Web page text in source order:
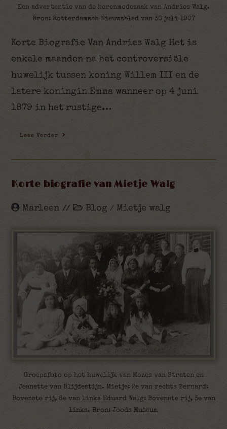
Een advertentie van de herenmodezaak van Andries Walg.
Bron: Rotterdamsch Nieuwsblad van 30 juli 1907
Korte Biografie Van Andries Walg Het is
enkele maanden na het controversiële
huwelijk tussen koning Willem III en de
latere koningin Emma wanneer op 4 juni
1879 in het rustige…
Lees Verder
Korte biografie van Mietje Walg
Marleen Blog / Mietje walg
Groepsfoto op het huwelijk van Mozes van Straten en
Jeanette van Blijdestijn. Mietje: 2e van rechts Bernard:
Bovenste rij, 6e van links Eduard Walg: Bovenste rij, 3e van
links. Bron: Joods Museum